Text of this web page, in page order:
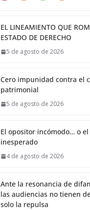
EL LINEAMIENTO QUE
ESTADO DE DERECHO
5 de agosto de 2026
Cero impunidad contra el
patrimonial
5 de agosto de 2026
El opositor incómodo… o
inesperado
4 de agosto de 2026
Ante la resonancia de
las audiencias no tienen
solo la repulsa